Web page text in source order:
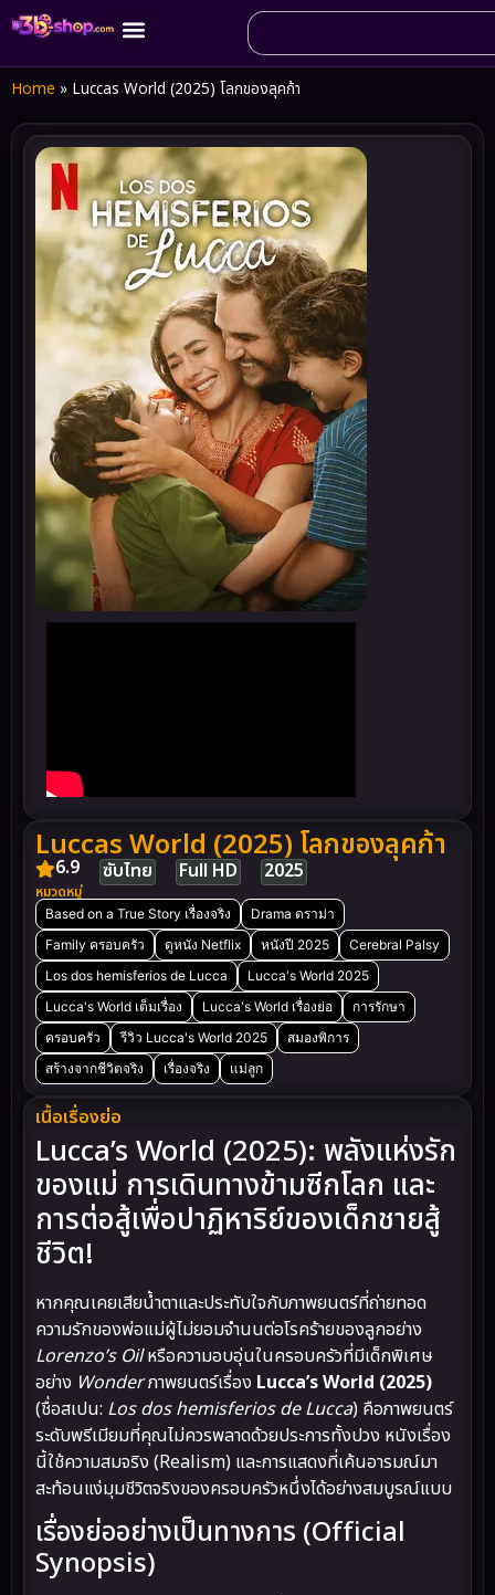
Home » Luccas World (2025) โลกของลุคก้า
Luccas World (2025) โลกของลุคก้า
6.9 ซับไทย Full HD 2025
หมวดหมู่
Based on a True Story เรื่องจริง
Drama ดราม่า
Family ครอบครัว
ดูหนัง Netflix หนังปี 2025
Cerebral Palsy
Los dos hemisferios de Lucca
Lucca's World 2025
Lucca's World เต็มเรื่อง
Lucca's World เรื่องย่อ
การรักษา
ครอบครัว
รีวิว Lucca's World 2025
สมองพิการ
สร้างจากชีวิตจริง
เรื่องจริง แม่ลูก
เนื้อเรื่องย่อ
Lucca’s World (2025): พลังแห่งรัก
ของแม่ การเดินทางข้ามซีกโลก และ
การต่อสู้เพื่อปาฏิหาริย์ของเด็กชายสู้
ชีวิต!
หากคุณเคยเสียน้ำตาและประทับใจกับภาพยนตร์ที่ถ่ายทอด
ความรักของพ่อแม่ผู้ไม่ยอมจำนนต่อโรคร้ายของลูกอย่าง
Lorenzo’s Oilหรือความอบอุ่นในครอบครัวที่มีเด็กพิเศษ
อย่าง Wonderภาพยนตร์เรื่อง Lucca’s World (2025)
(ชื่อสเปน: Los dos hemisferios de Lucca) คือภาพยนตร์
ระดับพรีเมียมที่คุณไม่ควรพลาดด้วยประการทั้งปวง หนังเรื่อง
นี้ใช้ความสมจริง (Realism) และการแสดงที่เค้นอารมณ์มา
สะท้อนแง่มุมชีวิตจริงของครอบครัวหนึ่งได้อย่างสมบูรณ์แบบ
เรื่องย่ออย่างเป็นทางการ (Official
Synopsis)